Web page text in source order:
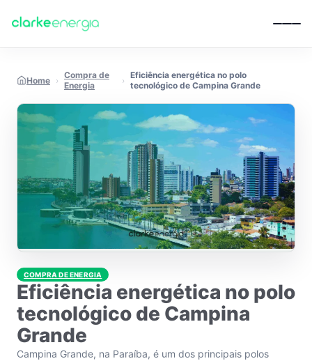
Home › Compra de
Energia
› Eficiência energética no polo
tecnológico de Campina Grande
COMPRA DE ENERGIA
Eficiência energética no polo
tecnológico de Campina
Grande
Campina Grande, na Paraíba, é um dos principais polos